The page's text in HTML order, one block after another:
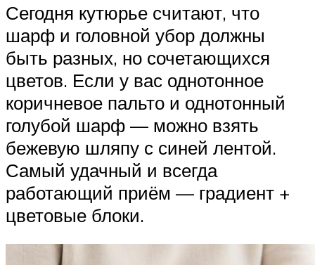
Сегодня кутюрье считают, что
шарф и головной убор должны
быть разных, но сочетающихся
цветов. Если у вас однотонное
коричневое пальто и однотонный
голубой шарф — можно взять
бежевую шляпу с синей лентой.
Самый удачный и всегда
работающий приём — градиент +
цветовые блоки.